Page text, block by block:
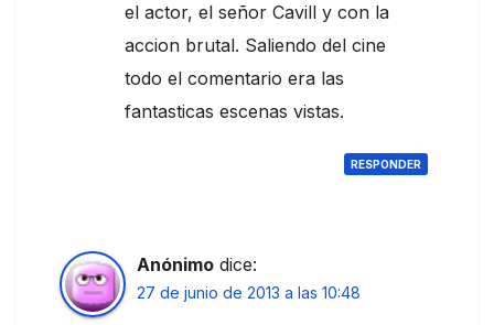
el actor, el señor Cavill y con la
accion brutal. Saliendo del cine
todo el comentario era las
fantasticas escenas vistas.
RESPONDER
Anónimo dice:
27 de junio de 2013 a las 10:48